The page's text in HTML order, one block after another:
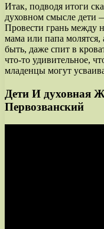
Итак, подводя итоги
духовном смысле дети
Провести грань между
мама или папа молятся,
быть, даже спит в
что-то удивительное,
младенцы могут
Дети И духовная
Первозванский